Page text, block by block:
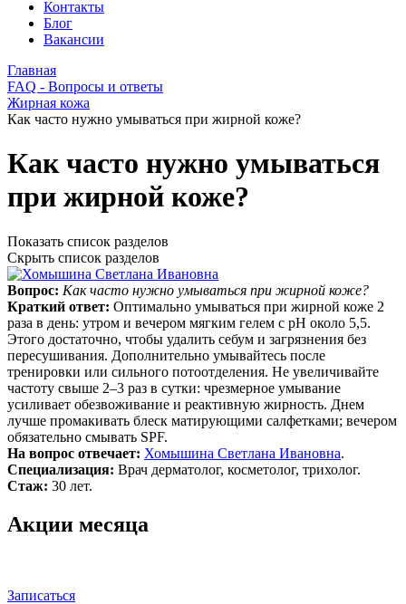
Контакты
Блог
Вакансии
Главная
FAQ - Вопросы и ответы
Жирная кожа
Как часто нужно умываться при жирной коже?
Как часто нужно умываться
при жирной коже?
Показать список разделов
Скрыть список разделов
Вопрос: Как часто нужно умываться при жирной коже?
Краткий ответ: Оптимально умываться при жирной коже 2
раза в день: утром и вечером мягким гелем с pH около 5,5.
Этого достаточно, чтобы удалить себум и загрязнения без
пересушивания. Дополнительно умывайтесь после
тренировки или сильного потоотделения. Не увеличивайте
частоту свыше 2–3 раз в сутки: чрезмерное умывание
усиливает обезвоживание и реактивную жирность. Днем
лучше промакивать блеск матирующими салфетками; вечером
обязательно смывать SPF.
На вопрос отвечает: Хомышина Светлана Ивановна.
Специализация: Врач дерматолог, косметолог, трихолог.
Стаж: 30 лет.
Акции месяца
Записаться